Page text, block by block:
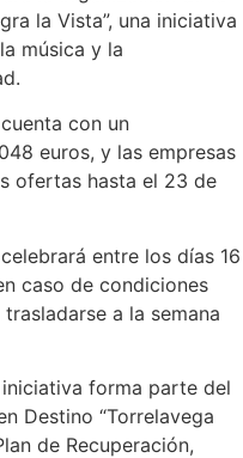
la Vista”, una iniciativa
música y la
con un
euros, y las empresas
ofertas hasta el 23 de
entre los días 16
caso de condiciones
a la semana
forma parte del
Destino “Torrelavega
de Recuperación,